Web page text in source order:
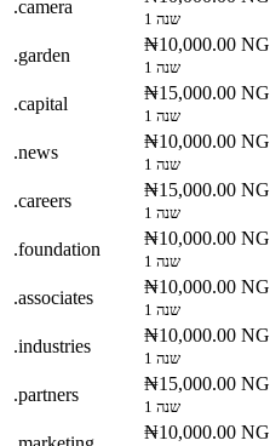
.camera
1 שנה
.garden
₦10,000.00 NG
1 שנה
.capital
₦15,000.00 NG
1 שנה
.news
₦10,000.00 NG
1 שנה
.careers
₦15,000.00 NG
1 שנה
.foundation
₦10,000.00 NG
1 שנה
.associates
₦10,000.00 NG
1 שנה
.industries
₦10,000.00 NG
1 שנה
.partners
₦15,000.00 NG
1 שנה
₦10,000.00 NG